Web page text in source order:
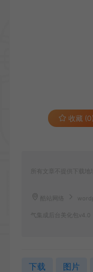
收藏 (0)
所有文章不提供下载地
酷站网络
下载 图片